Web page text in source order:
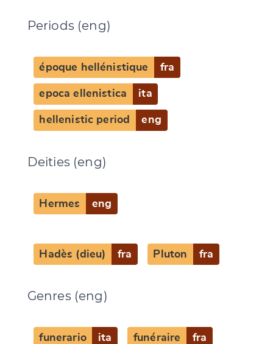
Periods (eng)
époque hellénistique fra
epoca ellenistica ita
hellenistic period eng
Deities (eng)
Hermes eng
Hadès (dieu) fra Pluton fra
Genres (eng)
funerario ita funéraire fra
CANCEL